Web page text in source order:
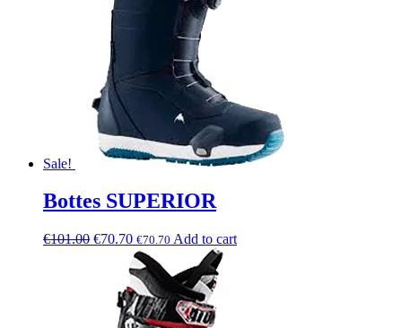
Sale!
Bottes SUPERIOR
€101.00 €70.70 €70.70 Add to cart